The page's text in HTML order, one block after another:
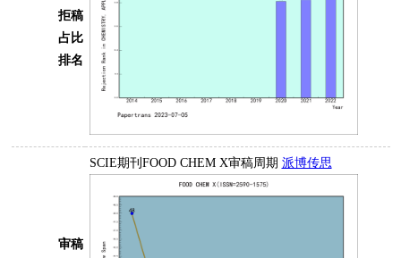
拒稿
占比
排名
审稿
SCIE期刊FOOD CHEM X审稿周期 派博传思